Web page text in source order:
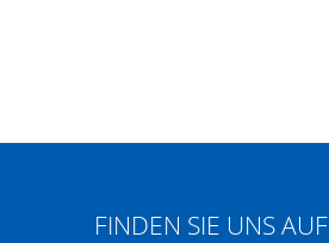
FINDEN SIE UNS AUF